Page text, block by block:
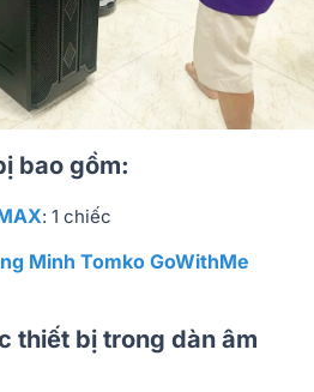
bao gồm:
: 1 chiếc
Minh Tomko GoWithMe
thiết bị trong dàn âm